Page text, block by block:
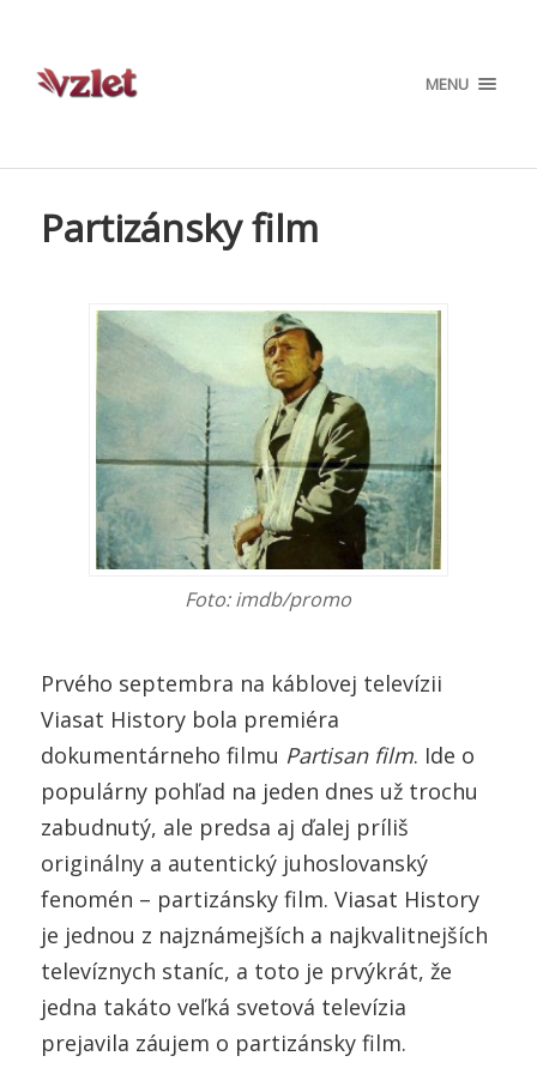
MENU
Partizánsky film
Foto: imdb/promo
Prvého septembra na káblovej televízii
Viasat History bola premiéra
dokumentárneho filmu Partisan film. Ide o
populárny pohľad na jeden dnes už trochu
zabudnutý, ale predsa aj ďalej príliš
originálny a autentický juhoslovanský
fenomén – partizánsky film. Viasat History
je jednou z najznámejších a najkvalitnejších
televíznych staníc, a toto je prvýkrát, že
jedna takáto veľká svetová televízia
prejavila záujem o partizánsky film.